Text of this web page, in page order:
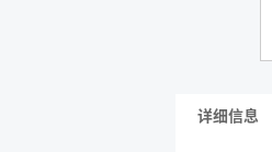
详细信息